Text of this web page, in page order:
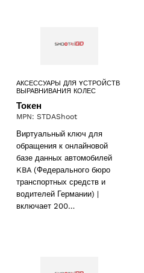
АКСЕССУАРЫ ДЛЯ YСТРОЙСТВ
ВЫРАВНИВАНИЯ КОЛЕС
Токен
MPN: STDAShoot
Виртуальный ключ для
обращения к онлайновой
базе данных автомобилей
KBA (Федерального бюро
транспортных средств и
водителей Германии) |
включает 200…